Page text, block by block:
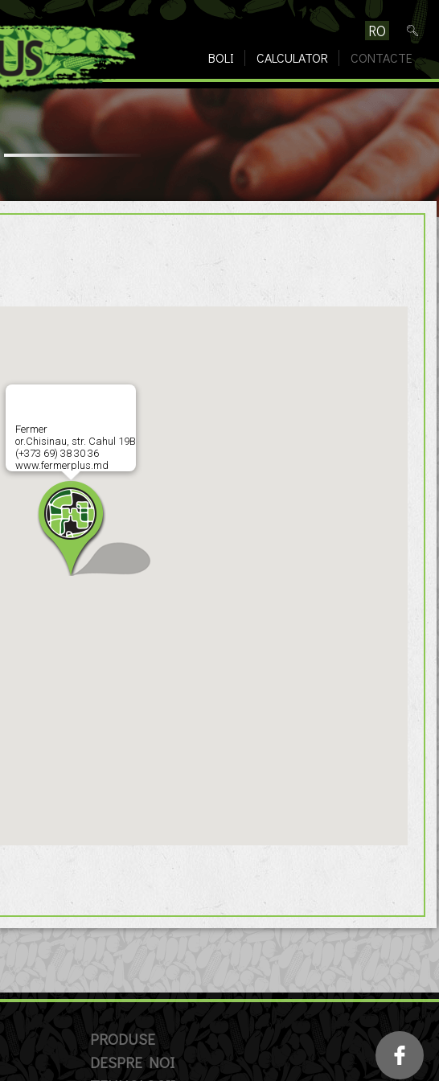
BOLI CALCULATOR CONTACTE
RO
Fermer
or.Chisinau, str. Cahul 19B
(+373 69) 38 30 36
www.fermerplus.md
PRODUSE
DESPRE NOI